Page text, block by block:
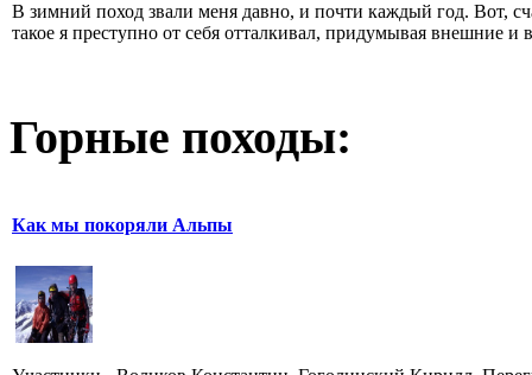
В зимний поход звали меня давно, и почти каждый год. Вот,
такое я преступно от себя отталкивал, придумывая внешние и
Горные походы:
Как мы покоряли Альпы